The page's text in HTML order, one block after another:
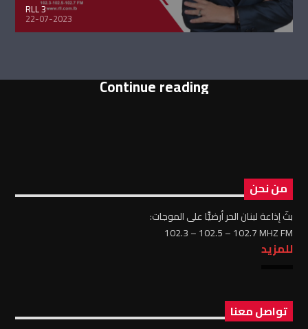
RLL 3
22-07-2023
Continue reading
من نحن
بثّ إذاعة لبنان الحر أرضيًّا على الموجات:
102.3 – 102.5 – 102.7 MHZ FM
للمزيد
تواصل معنا